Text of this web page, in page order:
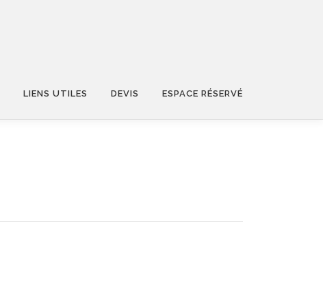
LIENS UTILES DEVIS ESPACE RÉSERVÉ